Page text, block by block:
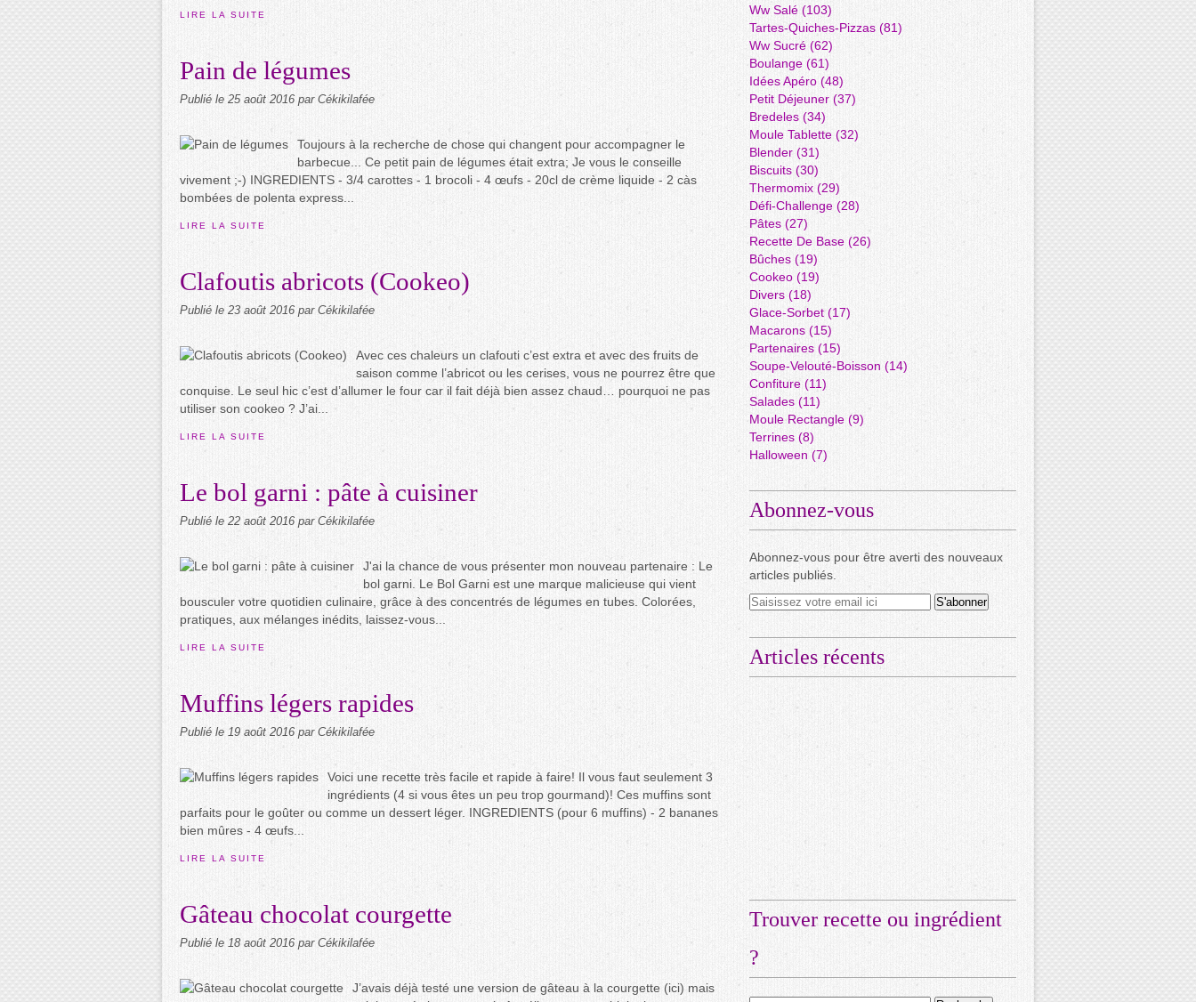
LIRE LA SUITE
Pain de légumes
Publié le 25 août 2016 par Cékikilafée
Toujours à la recherche de chose qui changent pour accompagner le
barbecue... Ce petit pain de légumes était extra; Je vous le conseille
vivement ;-) INGREDIENTS - 3/4 carottes - 1 brocoli - 4 œufs - 20cl de crème liquide - 2 càs
bombées de polenta express...
LIRE LA SUITE
Clafoutis abricots (Cookeo)
Publié le 23 août 2016 par Cékikilafée
Avec ces chaleurs un clafouti c’est extra et avec des fruits de
saison comme l’abricot ou les cerises, vous ne pourrez être que
conquise. Le seul hic c’est d’allumer le four car il fait déjà bien assez chaud… pourquoi ne pas
utiliser son cookeo ? J’ai...
LIRE LA SUITE
Le bol garni : pâte à cuisiner
Publié le 22 août 2016 par Cékikilafée
J'ai la chance de vous présenter mon nouveau partenaire : Le
bol garni. Le Bol Garni est une marque malicieuse qui vient
bousculer votre quotidien culinaire, grâce à des concentrés de légumes en tubes. Colorées,
pratiques, aux mélanges inédits, laissez-vous...
LIRE LA SUITE
Muffins légers rapides
Publié le 19 août 2016 par Cékikilafée
Voici une recette très facile et rapide à faire! Il vous faut seulement 3
ingrédients (4 si vous êtes un peu trop gourmand)! Ces muffins sont
parfaits pour le goûter ou comme un dessert léger. INGREDIENTS (pour 6 muffins) - 2 bananes
bien mûres - 4 œufs...
LIRE LA SUITE
Gâteau chocolat courgette
Publié le 18 août 2016 par Cékikilafée
J’avais déjà testé une version de gâteau à la courgette (ici) mais
Ww Salé (103)
Tartes-Quiches-Pizzas (81)
Ww Sucré (62)
Boulange (61)
Idées Apéro (48)
Petit Déjeuner (37)
Bredeles (34)
Moule Tablette (32)
Blender (31)
Biscuits (30)
Thermomix (29)
Défi-Challenge (28)
Pâtes (27)
Recette De Base (26)
Bûches (19)
Cookeo (19)
Divers (18)
Glace-Sorbet(17)
Macarons (15)
Partenaires (15)
Soupe-Velouté-Boisson (14)
Confiture (11)
Salades (11)
Moule Rectangle (9)
Terrines (8)
Halloween (7)
Abonnez-vous
Abonnez-vous pour être averti des nouveaux
articles publiés.
Articles récents
Trouver recette ou ingrédient
?